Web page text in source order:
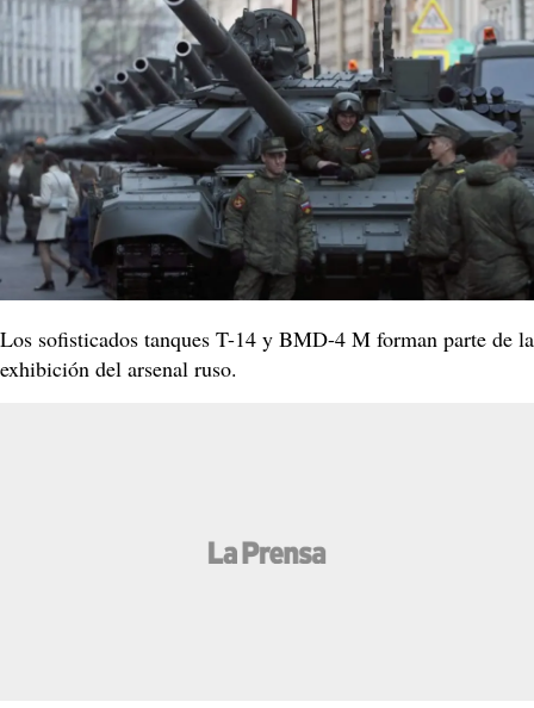
Los sofisticados tanques T-14 y BMD-4 M forman parte de la
exhibición del arsenal ruso.